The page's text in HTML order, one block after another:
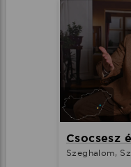
Csocsesz
Szeghalom,